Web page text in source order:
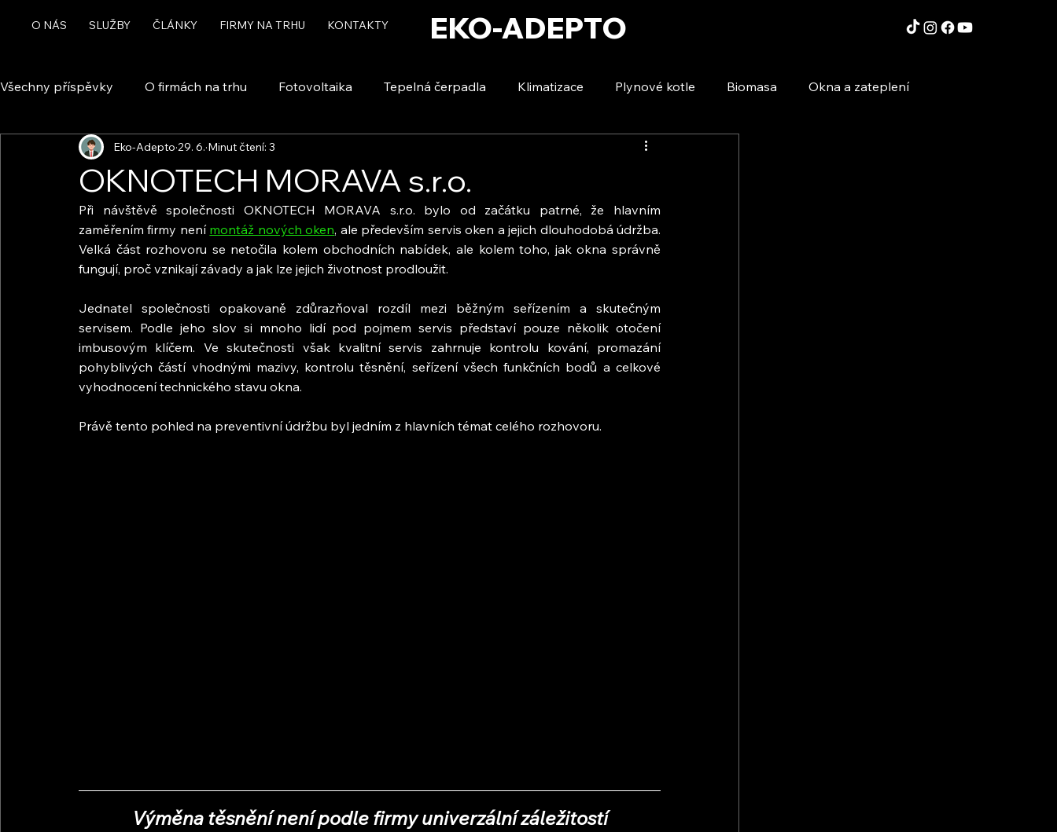
O NÁS SLUŽBY ČLÁNKY FIRMY NA TRHU KONTAKTY EKO-ADEPTO
Všechny příspěvky O firmách na trhu Fotovoltaika Tepelná čerpadla Klimatizace Plynové kotle Biomasa Okna a zateplení
Rekuperace a větrání Chytrá domácnost a automatizace Voda a úspory
OKNOTECH MORAVA s.r.o.
Eko-Adepto 29. 6. Minut čtení: 3
Při návštěvě společnosti OKNOTECH MORAVA s.r.o. bylo od začátku patrné, že hlavním
zaměřením firmy není montáž nových oken, ale především servis oken a jejich dlouhodobá údržba.
Velká část rozhovoru se netočila kolem obchodních nabídek, ale kolem toho, jak okna správně
fungují, proč vznikají závady a jak lze jejich životnost prodloužit.
Jednatel společnosti opakovaně zdůrazňoval rozdíl mezi běžným seřízením a skutečným
servisem. Podle jeho slov si mnoho lidí pod pojmem servis představí pouze několik otočení
imbusovým klíčem. Ve skutečnosti však kvalitní servis zahrnuje kontrolu kování, promazání
pohyblivých částí vhodnými mazivy, kontrolu těsnění, seřízení všech funkčních bodů a celkové
vyhodnocení technického stavu okna.
Právě tento pohled na preventivní údržbu byl jedním z hlavních témat celého rozhovoru.
Výměna těsnění není podle firmy univerzální záležitostí